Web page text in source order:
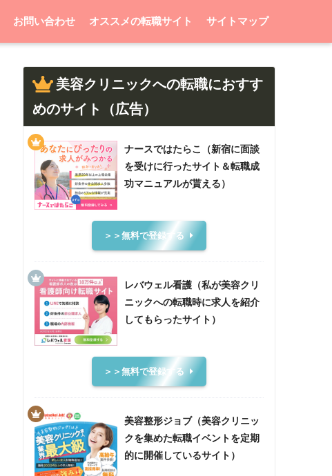
お問い合わせ オススメの転職サイト サイトマップ
美容クリニックへの転職におすす
めのサイト（広告）
ナースではたらこ（新宿に面談
を受けに行ったサイト＆転職成
功マニュアルが貰える）
＞＞無料で登録する
レバウェル看護（私が美容クリ
ニックへの転職時に求人を紹介
してもらったサイト）
＞＞無料で登録する
美容整形ジョブ（美容クリニッ
クを集めた転職イベントを定期
的に開催しているサイト）